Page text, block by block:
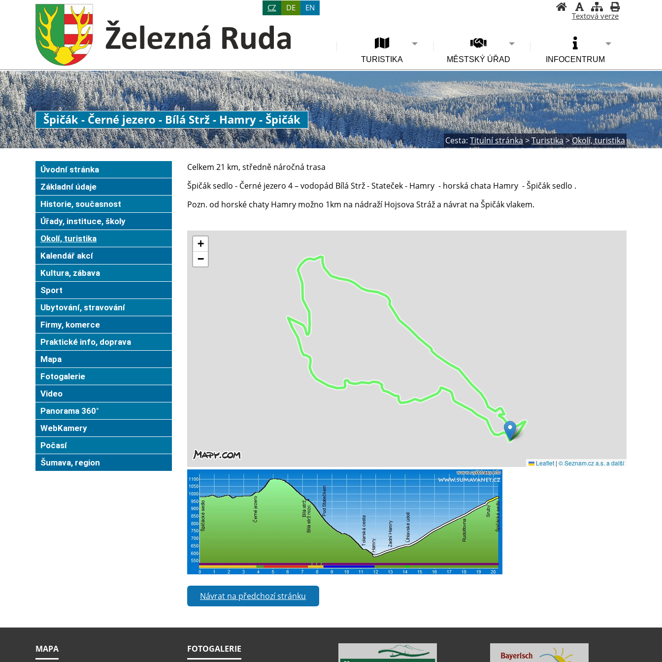
CZ DE EN
Textová verze
TURISTIKA MĚSTSKÝ ÚŘAD INFOCENTRUM
Špičák - Černé jezero - Bílá Strž - Hamry - Špičák
Cesta: Titulní stránka>Turistika>Okolí, turistika
Úvodní stránka
Základní údaje
Historie, současnost
Úřady, instituce, školy
Okolí, turistika
Kalendář akcí
Kultura, zábava
Sport
Ubytování, stravování
Firmy, komerce
Praktické info, doprava
Mapa
Fotogalerie
Video
Panorama 360°
WebKamery
Počasí
Šumava, region
Celkem 21 km, středně náročná trasa
Špičák sedlo - Černé jezero 4 – vodopád Bílá Strž - Stateček - Hamry - horská chata Hamry - Špičák sedlo .
Pozn. od horské chaty Hamry možno 1km na nádraží Hojsova Stráž a návrat na Špičák vlakem.
Návrat na předchozí stránku
MAPA FOTOGALERIE